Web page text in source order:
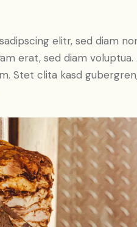
elitr, sed diam
erat, sed diam
Stet clita kasd